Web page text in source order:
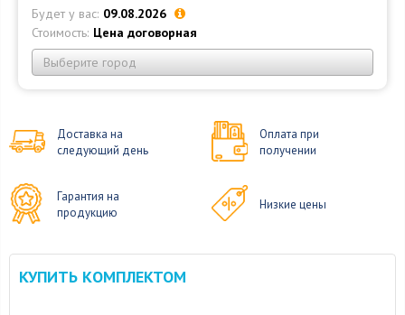
Будет у вас: 09.08.2026
Стоимость: Цена договорная
Выберите город
Доставка на
следующий день
Оплата при
получении
Гарантия на
продукцию
Низкие цены
КУПИТЬ КОМПЛЕКТОМ